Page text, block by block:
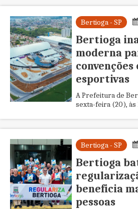
Bertioga - SP
Bertioga
moderna
esportivas
A Prefeitura de
sexta-feira (20), às
Bertioga - SP
Bertioga
beneficia
pessoas